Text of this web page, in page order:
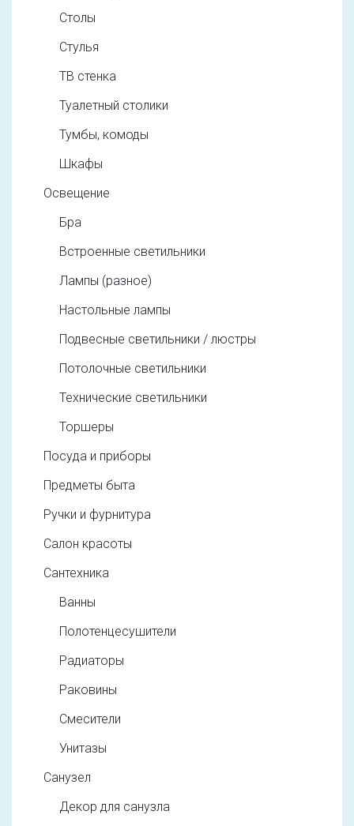
Столы
Стулья
ТВ стенка
Туалетный столики
Тумбы, комоды
Шкафы
Освещение
Бра
Встроенные светильники
Лампы (разное)
Настольные лампы
Подвесные светильники / люстры
Потолочные светильники
Технические светильники
Торшеры
Посуда и приборы
Предметы быта
Ручки и фурнитура
Салон красоты
Сантехника
Ванны
Полотенцесушители
Радиаторы
Раковины
Смесители
Унитазы
Санузел
Декор для санузла